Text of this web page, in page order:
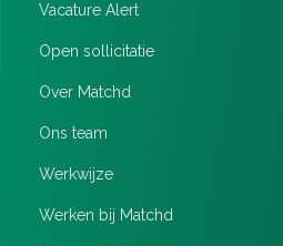
Vacature Alert
Open sollicitatie
Over Matchd
Ons team
Werkwijze
Werken bij Matchd